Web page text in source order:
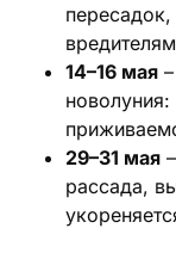
14–16 мая
новолуния:
29–31 мая
рассада,